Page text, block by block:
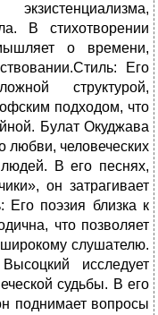
В стихотворении
о времени,
Его
структурой,
подходом, что
Булат Окуджава
любви, человеческих
В его песнях,
он затрагивает
поэзия близка к
что позволяет
слушателю.
исследует
судьбы. В его
поднимает вопросы